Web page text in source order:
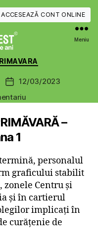
ACCESEAZĂ CONT ONLINE
Meniu
Dată
articol
12/03/2023
la
–
1
personalul
graficului stabilit
zonele Centru și
și în cartierul
implicați în
curățenie de